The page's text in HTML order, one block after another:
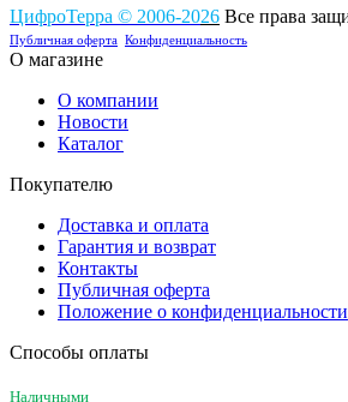
ЦифроТерра © 2006-2026 Все права
Публичная оферта Конфиденциальность
О магазине
О компании
Новости
Каталог
Покупателю
Доставка и оплата
Гарантия и возврат
Контакты
Публичная оферта
Положение о конфиденциальности
Способы оплаты
Наличными